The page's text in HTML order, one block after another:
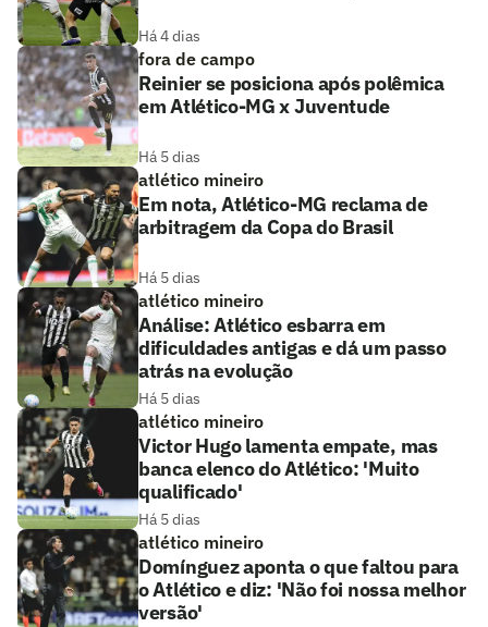
Há 4 dias
fora de campo
Reinier se posiciona após polêmica
em Atlético-MG x Juventude
Há 5 dias
atlético mineiro
Em nota, Atlético-MG reclama de
arbitragem da Copa do Brasil
Há 5 dias
atlético mineiro
Análise: Atlético esbarra em
dificuldades antigas e dá um passo
atrás na evolução
Há 5 dias
atlético mineiro
Victor Hugo lamenta empate, mas
banca elenco do Atlético: 'Muito
qualificado'
Há 5 dias
atlético mineiro
Domínguez aponta o que faltou para
o Atlético e diz: 'Não foi nossa melhor
versão'